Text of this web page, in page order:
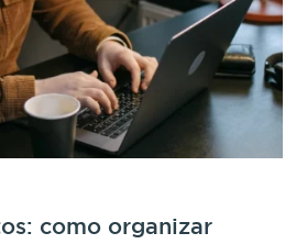
como organizar